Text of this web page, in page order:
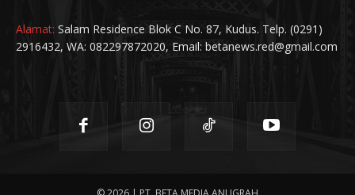
Alamat: Salam Residence Blok C No. 87, Kudus. Telp. (0291)
2916432, WA: 082297872020, Email: betanews.red@gmail.com